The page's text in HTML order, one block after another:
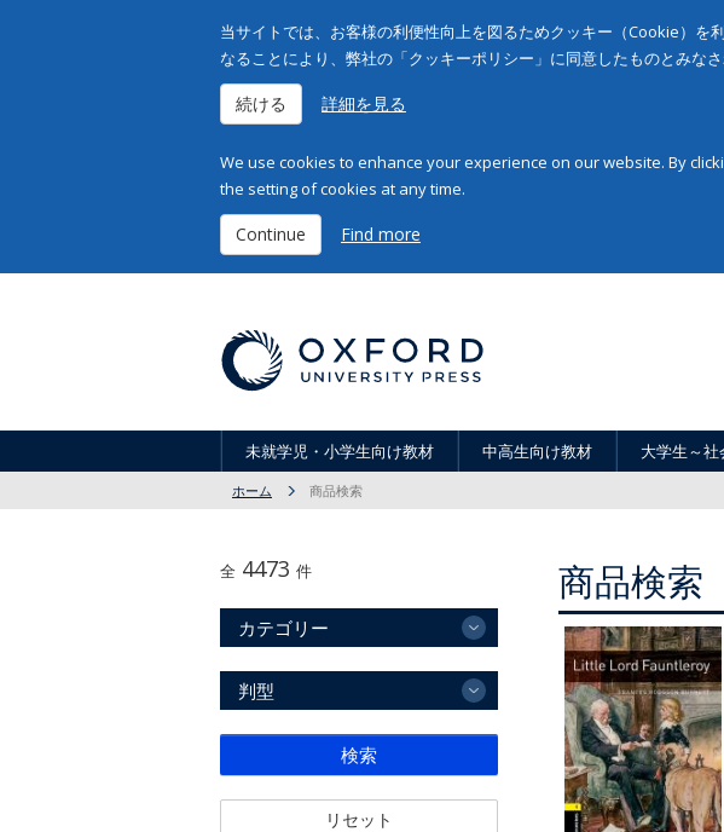
当サイトでは、お客様の利便性向上を図るためクッキー（Cookie）
なることにより、弊社の「クッキーポリシー」に同意したものとみな
続ける 詳細を見る
We use cookies to enhance your experience on our website. By
the setting of cookies at any time.
Continue Find more
未就学児・小学生向け教材 中高生向け教材 大学生～
ホーム 商品検索
商品検索
全 4473 件
カテゴリー
判型
検索
リセット